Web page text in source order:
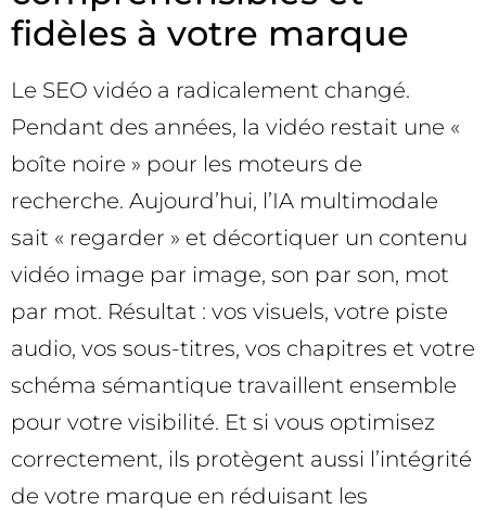
fidèles à votre marque
Le SEO vidéo a radicalement changé.
Pendant des années, la vidéo restait une «
boîte noire » pour les moteurs de
recherche. Aujourd’hui, l’IA multimodale
sait « regarder » et décortiquer un contenu
vidéo image par image, son par son, mot
par mot. Résultat : vos visuels, votre piste
audio, vos sous-titres, vos chapitres et votre
schéma sémantique travaillent ensemble
pour votre visibilité. Et si vous optimisez
correctement, ils protègent aussi l’intégrité
de votre marque en réduisant les